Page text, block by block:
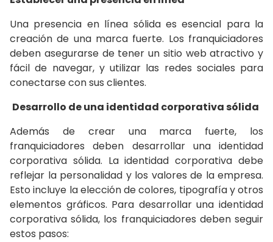
Una presencia en línea sólida es esencial para la
creación de una marca fuerte. Los franquiciadores
deben asegurarse de tener un sitio web atractivo y
fácil de navegar, y utilizar las redes sociales para
conectarse con sus clientes.
Desarrollo de una identidad corporativa sólida
Además de crear una marca fuerte, los
franquiciadores deben desarrollar una identidad
corporativa sólida. La identidad corporativa debe
reflejar la personalidad y los valores de la empresa.
Esto incluye la elección de colores, tipografía y otros
elementos gráficos. Para desarrollar una identidad
corporativa sólida, los franquiciadores deben seguir
estos pasos: